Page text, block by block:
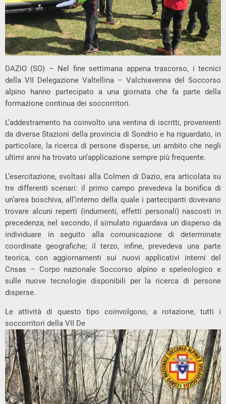
DAZIO (SO) – Nel fine settimana appena trascorso, i tecnici
della VII Delegazione Valtellina – Valchiavenna del Soccorso
alpino hanno partecipato a una giornata che fa parte della
formazione continua dei soccorritori.
L’addestramento ha coinvolto una ventina di iscritti, provenienti
da diverse Stazioni della provincia di Sondrio e ha riguardato, in
particolare, la ricerca di persone disperse, un ambito che negli
ultimi anni ha trovato un’applicazione sempre più frequente.
L’esercitazione, svoltasi alla Colmen di Dazio, era articolata su
tre differenti scenari: il primo campo prevedeva la bonifica di
un’area boschiva, all’interno della quale i partecipanti dovevano
trovare alcuni reperti (indumenti, effetti personali) nascosti in
precedenza; nel secondo, il simulato riguardava un disperso da
individuare in seguito alla comunicazione di determinate
coordinate geografiche; il terzo, infine, prevedeva una parte
teorica, con aggiornamenti sui nuovi applicativi interni del
Cnsas – Corpo nazionale Soccorso alpino e speleologico e
sulle nuove tecnologie disponibili per la ricerca di persone
disperse.
Le attività di questo tipo coinvolgono, a rotazione, tutti i
soccorritori della VII De